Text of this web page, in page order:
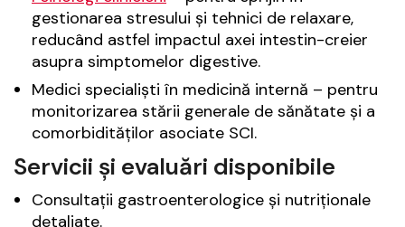
gestionarea stresului și tehnici de relaxare,
reducând astfel impactul axei intestin-creier
asupra simptomelor digestive.
Medici specialiști în medicină internă – pentru
monitorizarea stării generale de sănătate și a
comorbidităților asociate SCI.
Servicii și evaluări disponibile
Consultații gastroenterologice și nutriționale
detaliate.